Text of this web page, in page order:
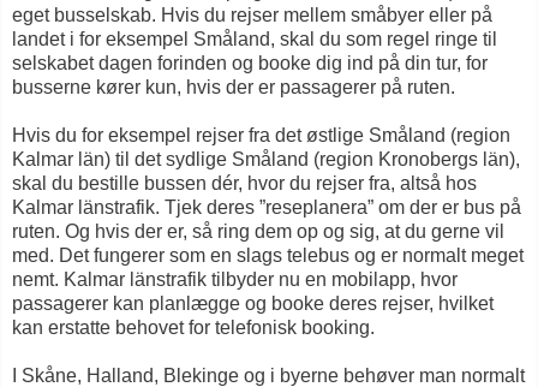
eget busselskab. Hvis du rejser mellem småbyer eller på
landet i for eksempel Småland, skal du som regel ringe til
selskabet dagen forinden og booke dig ind på din tur, for
busserne kører kun, hvis der er passagerer på ruten.
Hvis du for eksempel rejser fra det østlige Småland (region
Kalmar län) til det sydlige Småland (region Kronobergs län),
skal du bestille bussen dér, hvor du rejser fra, altså hos
Kalmar länstrafik. Tjek deres ”reseplanera” om der er bus på
ruten. Og hvis der er, så ring dem op og sig, at du gerne vil
med. Det fungerer som en slags telebus og er normalt meget
nemt. Kalmar länstrafik tilbyder nu en mobilapp, hvor
passagerer kan planlægge og booke deres rejser, hvilket
kan erstatte behovet for telefonisk booking.
I Skåne, Halland, Blekinge og i byerne behøver man normalt